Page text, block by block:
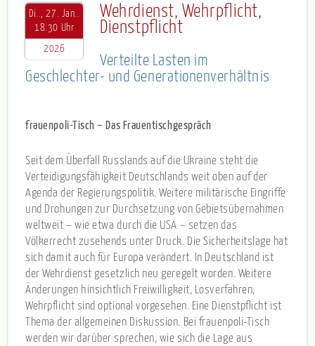
Di.., 27. Jan..
18.30 Uhr
2026
Wehrdienst, Wehrpflicht,
Dienstpflicht
Verteilte Lasten im
Geschlechter- und Generationenverhältnis
frauenpoli-Tisch – Das Frauentischgespräch
Seit dem Überfall Russlands auf die Ukraine steht die
Verteidigungsfähigkeit Deutschlands weit oben auf der
Agenda der Regierungspolitik. Weitere militärische Eingriffe
und Drohungen zur Durchsetzung von Gebietsübernahmen
weltweit – wie etwa durch die USA – setzen das
Völkerrecht zusehends unter Druck. Die Sicherheitslage hat
sich damit auch für Europa verändert. In Deutschland ist
der Wehrdienst gesetzlich neu geregelt worden. Weitere
Änderungen hinsichtlich Freiwilligkeit, Losverfahren,
Wehrpflicht sind optional vorgesehen. Eine Dienstpflicht ist
Thema der allgemeinen Diskussion. Bei frauenpoli-Tisch
werden wir darüber sprechen, wie sich die Lage aus